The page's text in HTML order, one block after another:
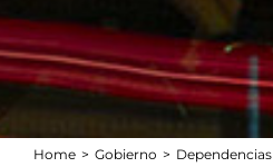
Home Gobierno
Dependencias